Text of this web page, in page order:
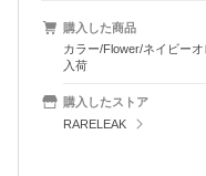
購入した商品
カラー/Flower/ネイビー
入荷
購入したストア
RARELEAK